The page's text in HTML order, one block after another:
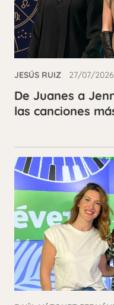
JESÚS RUIZ 27/07/2026
De Juanes a
las canciones